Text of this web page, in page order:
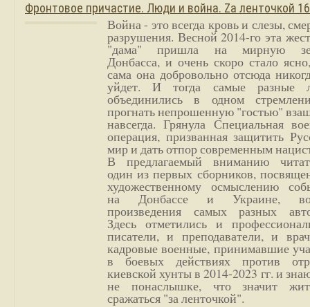
Фронтовое причастие. Люди и война. Zа ленточкой
Война - это всегда кровь и слезы,
разрушения. Весной 2014-го эта
"дама" пришла на мирную
Донбасса, и очень скоро стало
сама она добровольно отсюда
уйдет. И тогда самые разные
объединились в одном
прогнать непрошенную "гостью"
навсегда. Грянула Специальная
операция, призванная защитить
мир и дать отпор современным
В предлагаемый вниманию
один из первых сборников,
художественному осмыслению
на Донбассе и Украине,
произведения самых разных
Здесь отметились и
писатели, и преподаватели, и
кадровые военные, принимавшие
в боевых действиях против
киевской хунты в 2014-2023 гг. и
не понаслышке, что значит
сражаться "за ленточкой".